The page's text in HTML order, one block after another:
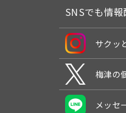
SNSでも情報
サクッ
梅津の
メッセ